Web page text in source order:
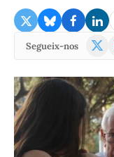
Segueix-nos
X